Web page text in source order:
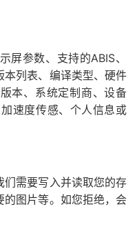
屏参数、支持的ABIS、
列表、编译类型、硬件
本、系统定制商、设备
速度传感、个人信息或
们需要写入并读取您的存
图片等。如您拒绝，会